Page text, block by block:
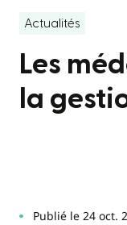
Actualités
Les
la
Publié le 24 oct.